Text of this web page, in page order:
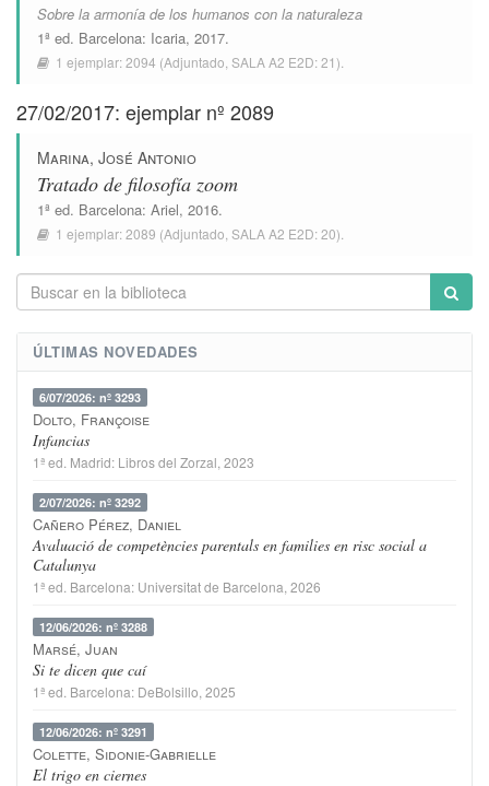
Sobre la armonía de los humanos con la naturaleza
1ª ed. Barcelona: Icaria, 2017.
1 ejemplar:2094 (Adjuntado, SALA A2 E2D: 21).
27/02/2017: ejemplar nº 2089
Marina, José Antonio
Tratado de filosofía zoom
1ª ed. Barcelona: Ariel, 2016.
1 ejemplar:2089 (Adjuntado, SALA A2 E2D: 20).
ÚLTIMAS NOVEDADES
6/07/2026: nº 3293
Dolto, Françoise
Infancias
1ª ed. Madrid: Libros del Zorzal , 2023
2/07/2026: nº 3292
Cañero Pérez, Daniel
Avaluació de competències parentals en families en risc social a
Catalunya
1ª ed. Barcelona: Universitat de Barcelona , 2026
12/06/2026: nº 3288
Marsé, Juan
Si te dicen que caí
1ª ed. Barcelona: DeBolsillo , 2025
12/06/2026: nº 3291
Colette, Sidonie-Gabrielle
El trigo en ciernes